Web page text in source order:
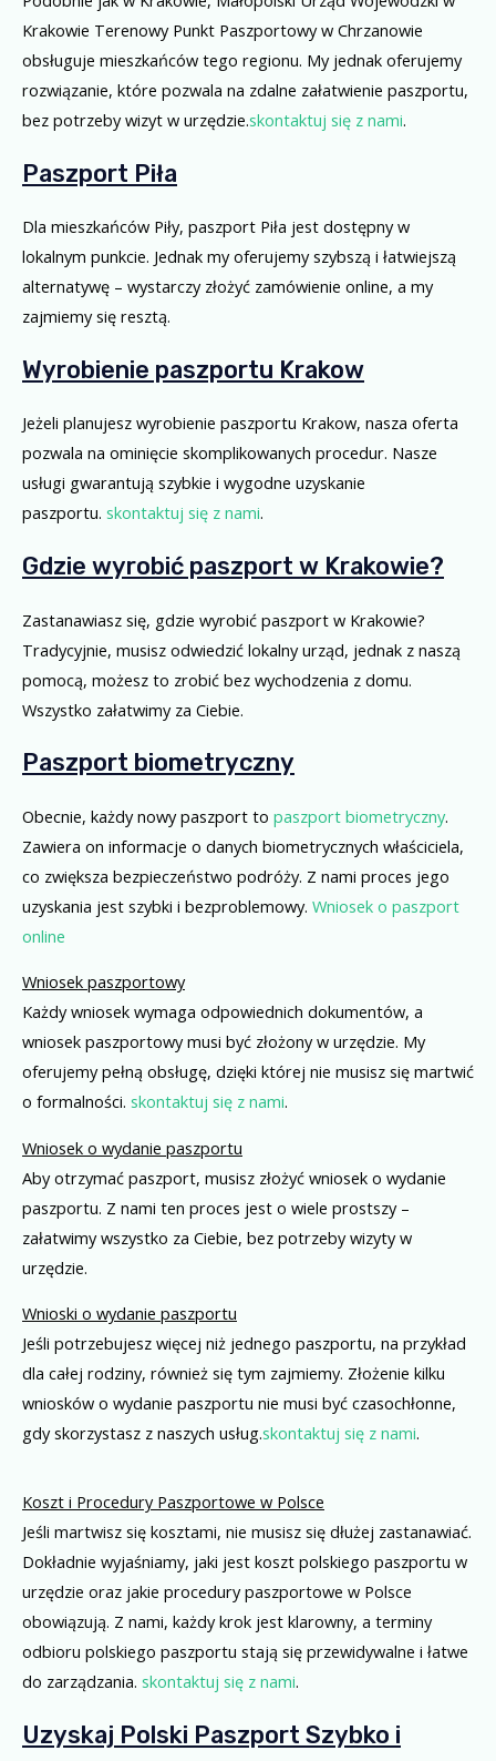
Krakowie Terenowy Punkt Paszportowy w Chrzanowie
obsługuje mieszkańców tego regionu. My jednak oferujemy
rozwiązanie, które pozwala na zdalne załatwienie paszportu,
bez potrzeby wizyt w urzędzie.skontaktuj się z nami.
Paszport Piła
Dla mieszkańców Piły, paszport Piła jest dostępny w
lokalnym punkcie. Jednak my oferujemy szybszą i łatwiejszą
alternatywę – wystarczy złożyć zamówienie online, a my
zajmiemy się resztą.
Wyrobienie paszportu Krakow
Jeżeli planujesz wyrobienie paszportu Krakow, nasza oferta
pozwala na ominięcie skomplikowanych procedur. Nasze
usługi gwarantują szybkie i wygodne uzyskanie
paszportu. skontaktuj się z nami.
Gdzie wyrobić paszport w Krakowie?
Zastanawiasz się, gdzie wyrobić paszport w Krakowie?
Tradycyjnie, musisz odwiedzić lokalny urząd, jednak z naszą
pomocą, możesz to zrobić bez wychodzenia z domu.
Wszystko załatwimy za Ciebie.
Paszport biometryczny
Obecnie, każdy nowy paszport to paszport biometryczny.
Zawiera on informacje o danych biometrycznych właściciela,
co zwiększa bezpieczeństwo podróży. Z nami proces jego
uzyskania jest szybki i bezproblemowy. Wniosek o paszport
online
Wniosek paszportowy
Każdy wniosek wymaga odpowiednich dokumentów, a
wniosek paszportowy musi być złożony w urzędzie. My
oferujemy pełną obsługę, dzięki której nie musisz się martwić
o formalności. skontaktuj się z nami.
Wniosek o wydanie paszportu
Aby otrzymać paszport, musisz złożyć wniosek o wydanie
paszportu. Z nami ten proces jest o wiele prostszy –
załatwimy wszystko za Ciebie, bez potrzeby wizyty w
urzędzie.
Wnioski o wydanie paszportu
Jeśli potrzebujesz więcej niż jednego paszportu, na przykład
dla całej rodziny, również się tym zajmiemy. Złożenie kilku
wniosków o wydanie paszportu nie musi być czasochłonne,
gdy skorzystasz z naszych usług.skontaktuj się z nami.
Koszt i Procedury Paszportowe w Polsce
Jeśli martwisz się kosztami, nie musisz się dłużej zastanawiać.
Dokładnie wyjaśniamy, jaki jest koszt polskiego paszportu w
urzędzie oraz jakie procedury paszportowe w Polsce
obowiązują. Z nami, każdy krok jest klarowny, a terminy
odbioru polskiego paszportu stają się przewidywalne i łatwe
do zarządzania. skontaktuj się z nami.
Uzyskaj Polski Paszport Szybko i